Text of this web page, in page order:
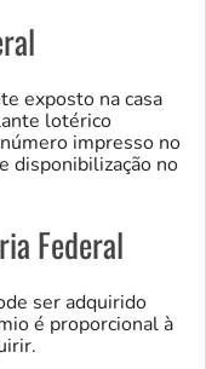
exposto na casa
lotérico
impresso no
disponibilização no
Federal
ser adquirido
é proporcional à